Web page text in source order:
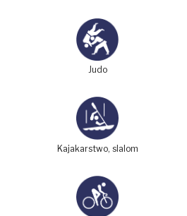
Judo
Kajakarstwo, slalom